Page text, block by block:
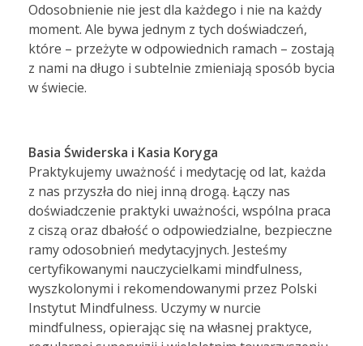
Odosobnienie nie jest dla każdego i nie na każdy
moment. Ale bywa jednym z tych doświadczeń,
które – przeżyte w odpowiednich ramach – zostają
z nami na długo i subtelnie zmieniają sposób bycia
w świecie.
Basia Świderska i Kasia Koryga
Praktykujemy uważność i medytację od lat, każda
z nas przyszła do niej inną drogą. Łączy nas
doświadczenie praktyki uważności, wspólna praca
z ciszą oraz dbałość o odpowiedzialne, bezpieczne
ramy odosobnień medytacyjnych. Jesteśmy
certyfikowanymi nauczycielkami mindfulness,
wyszkolonymi i rekomendowanymi przez Polski
Instytut Mindfulness. Uczymy w nurcie
mindfulness, opierając się na własnej praktyce,